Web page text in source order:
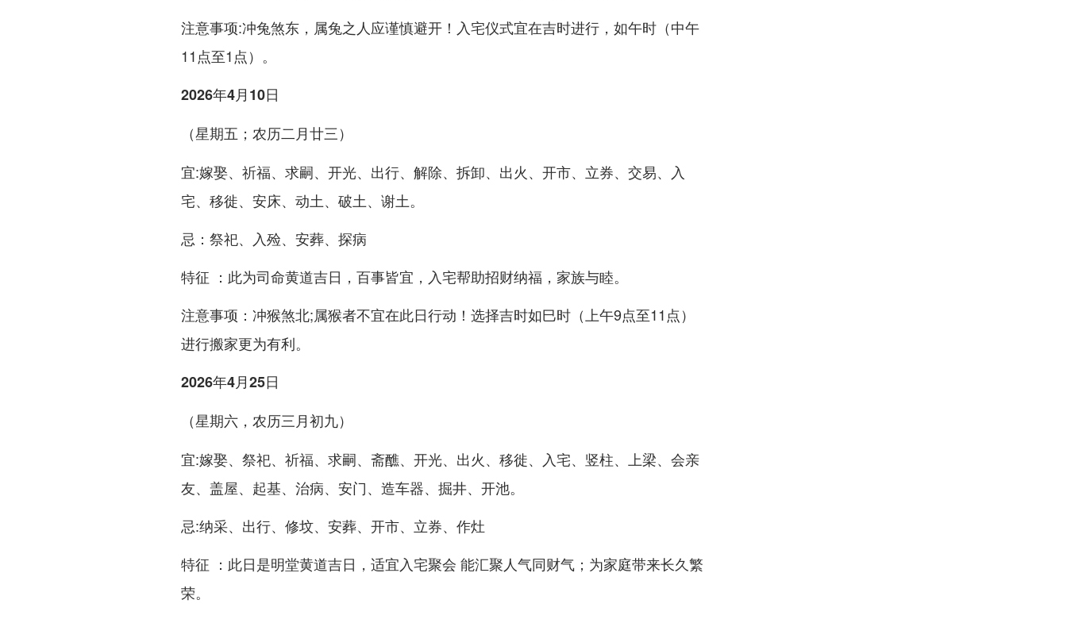
注意事项:冲兔煞东，属兔之人应谨慎避开！入宅仪式宜在吉时进行，如午时（中午
11点至1点）。
2026年4月10日
（星期五；农历二月廿三）
宜:嫁娶、祈福、求嗣、开光、出行、解除、拆卸、出火、开市、立券、交易、入
宅、移徙、安床、动土、破土、谢土。
忌：祭祀、入殓、安葬、探病
特征 ：此为司命黄道吉日，百事皆宜，入宅帮助招财纳福，家族与睦。
注意事项：冲猴煞北;属猴者不宜在此日行动！选择吉时如巳时（上午9点至11点）
进行搬家更为有利。
2026年4月25日
（星期六，农历三月初九）
宜:嫁娶、祭祀、祈福、求嗣、斋醮、开光、出火、移徙、入宅、竖柱、上梁、会亲
友、盖屋、起基、治病、安门、造车器、掘井、开池。
忌:纳采、出行、修坟、安葬、开市、立券、作灶
特征 ：此日是明堂黄道吉日，适宜入宅聚会 能汇聚人气同财气；为家庭带来长久繁
荣。